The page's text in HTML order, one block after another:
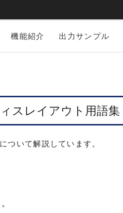
機能紹介 出力サンプル
スレイアウト用語集
ついて解説しています。